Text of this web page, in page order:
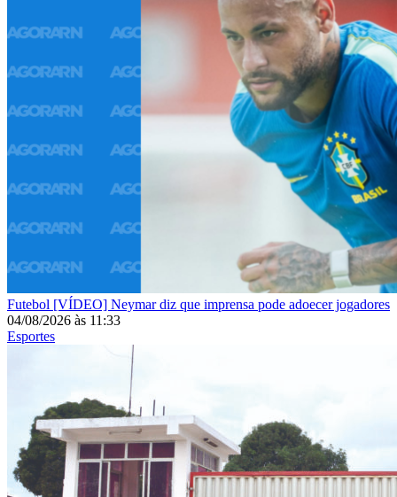
Futebol [VÍDEO] Neymar diz que imprensa pode adoecer jogadores
04/08/2026 às 11:33
Esportes